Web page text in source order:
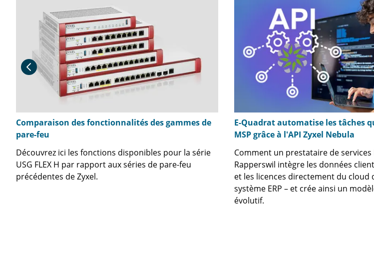
Comparaison des fonctionnalités des gammes de
pare-feu
Découvrez ici les fonctions disponibles pour la série
USG FLEX H par rapport aux séries de pare-feu
précédentes de Zyxel.
E-Quadrat automatise les tâches
MSP grâce à l'API Zyxel Nebula
Comment un prestataire de services
Rapperswil intègre les données
et les licences directement du cloud
système ERP – et crée ainsi un
évolutif.